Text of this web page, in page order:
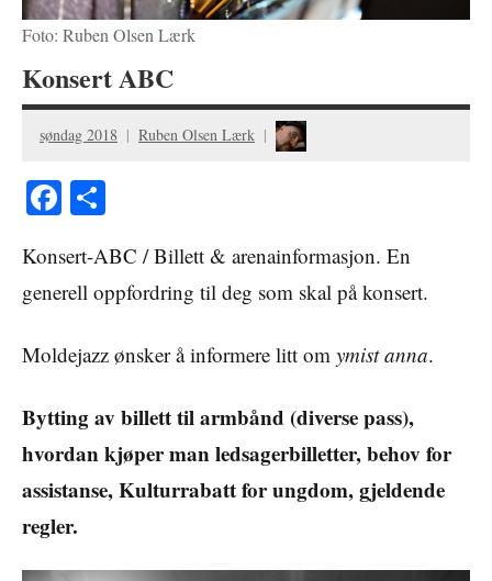
Foto: Ruben Olsen Lærk
Konsert ABC
søndag 2018 Ruben Olsen Lærk
Facebook
Konsert-ABC / Billett & arenainformasjon. En
generell oppfordring til deg som skal på konsert.
Moldejazz ønsker å informere litt om ymist anna.
Bytting av billett til armbånd (diverse pass),
hvordan kjøper man ledsagerbilletter, behov for
assistanse, Kulturrabatt for ungdom, gjeldende
regler.